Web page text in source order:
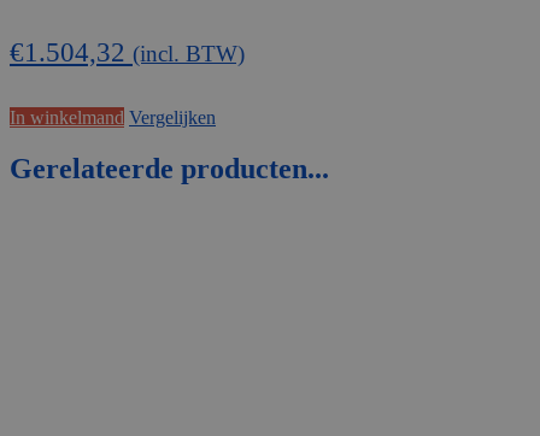
€1.504,32 (incl. BTW)
In winkelmand Vergelijken
Gerelateerde producten...